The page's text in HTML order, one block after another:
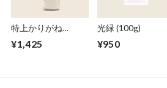
特上かりがね
¥1,425
光緑 (100g)
¥950